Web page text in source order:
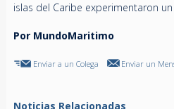
islas del Caribe experimentaron
Por MundoMaritimo
Enviar a un Colega Enviar un
Noticias Relacionadas